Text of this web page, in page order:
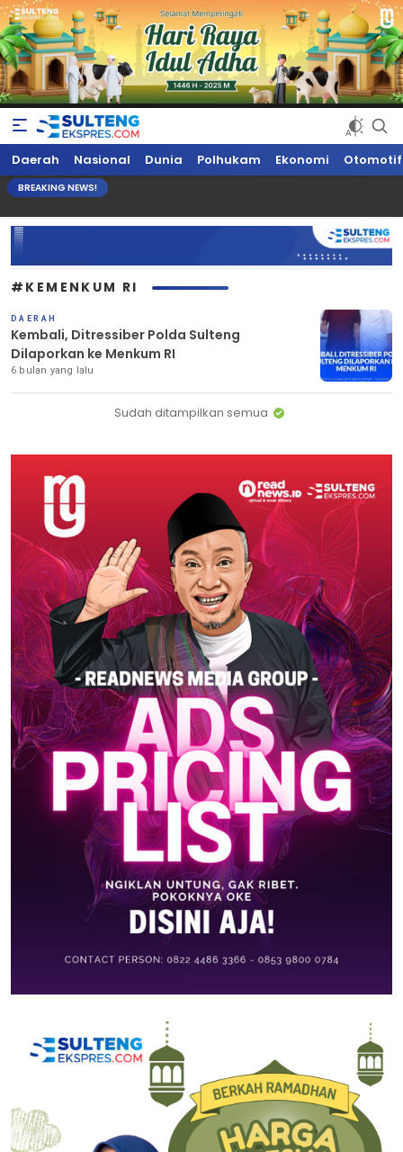
Sultengekspres.com
Berita Seputar Sulteng Hari Ini, Update Terkini, Suaranya Rakyat
Sulteng
Daerah Nasional Dunia Polhukam Ekonomi Otomotif
BREAKING NEWS!
#KEMENKUM RI
DAERAH
Kembali, Ditressiber Polda Sulteng
Dilaporkan ke Menkum RI
6 bulan yang lalu
Sudah ditampilkan semua